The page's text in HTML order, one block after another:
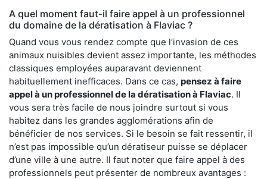
A quel moment faut-il faire appel à un professionnel
du domaine de la dératisation à Flaviac ?
Quand vous vous rendez compte que l’invasion de ces
animaux nuisibles devient assez importante, les méthodes
classiques employées auparavant deviennent
habituellement inefficaces. Dans ce cas, pensez à faire
appel à un professionnel de la dératisation à Flaviac. Il
vous sera très facile de nous joindre surtout si vous
habitez dans les grandes agglomérations afin de
bénéficier de nos services. Si le besoin se fait ressentir, il
n’est pas impossible qu’un dératiseur puisse se déplacer
d’une ville à une autre. Il faut noter que faire appel à des
professionnels peut présenter de nombreux avantages :